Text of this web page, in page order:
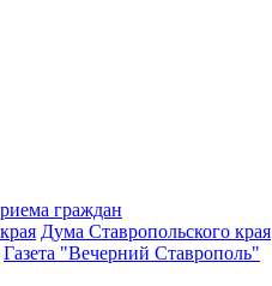
граждан
Дума Ставропольского края
Газета "Вечерний Ставрополь"